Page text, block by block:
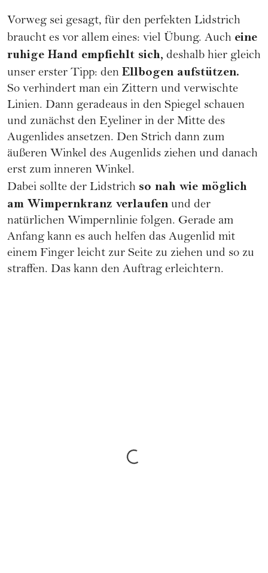
Vorweg sei gesagt, für den perfekten Lidstrich
braucht es vor allem eines: viel Übung. Auch eine
ruhige Hand empfiehlt sich, deshalb hier gleich
unser erster Tipp: den Ellbogen aufstützen.
So verhindert man ein Zittern und verwischte
Linien. Dann geradeaus in den Spiegel schauen
und zunächst den Eyeliner in der Mitte des
Augenlides ansetzen. Den Strich dann zum
äußeren Winkel des Augenlids ziehen und danach
erst zum inneren Winkel.
Dabei sollte der Lidstrich so nah wie möglich
am Wimpernkranz verlaufen und der
natürlichen Wimpernlinie folgen. Gerade am
Anfang kann es auch helfen das Augenlid mit
einem Finger leicht zur Seite zu ziehen und so zu
straffen. Das kann den Auftrag erleichtern.